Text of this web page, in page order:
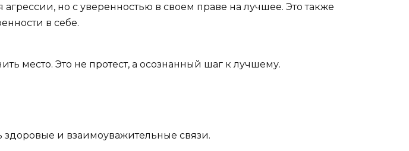
но с уверенностью в своем праве на лучшее. Это также
в себе.
место. Это не протест, а осознанный шаг к лучшему.
здоровые и взаимоуважительные связи.